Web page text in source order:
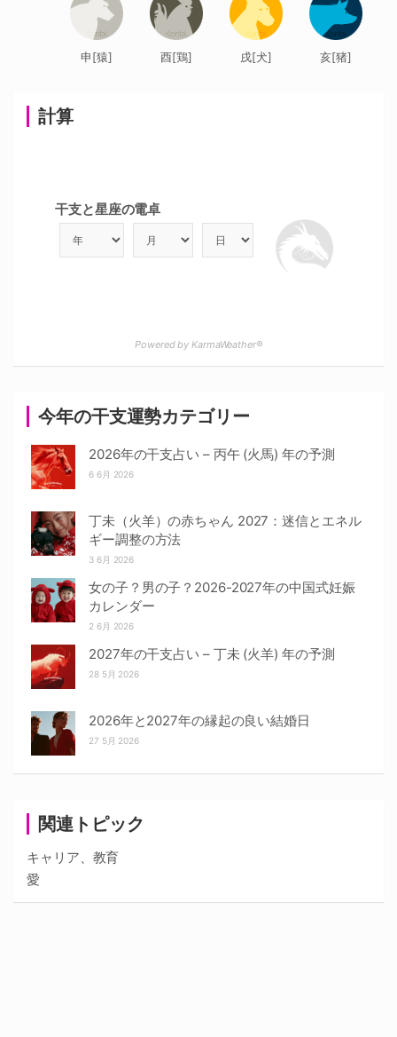
関連トピック
キャリア、教育
愛
今年の干支運勢カテゴリー
2026年の干支占い – 丙午 (火馬) 年の予測
6 6月 2026
丁未（火羊）の赤ちゃん 2027：迷信とエネル
ギー調整の方法
3 6月 2026
女の子？男の子？2026-2027年の中国式妊娠
カレンダー
2 6月 2026
2027年の干支占い – 丁未 (火羊) 年の予測
28 5月 2026
2026年と2027年の縁起の良い結婚日
27 5月 2026
計算
干支と星座の電卓
Powered by KarmaWeather®
申[猿] 酉[鶏] 戌[犬] 亥[猪]